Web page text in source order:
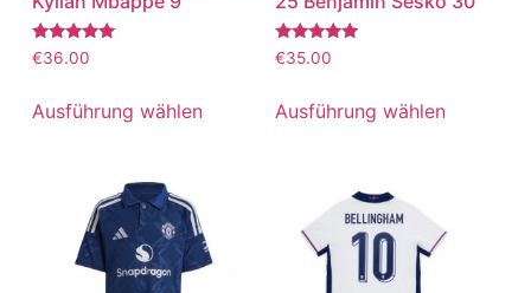
Bewertet
mit
von 5
€36.00
Ausführung wählen
Bewertet
mit
von 5
€35.00
Ausführung wählen